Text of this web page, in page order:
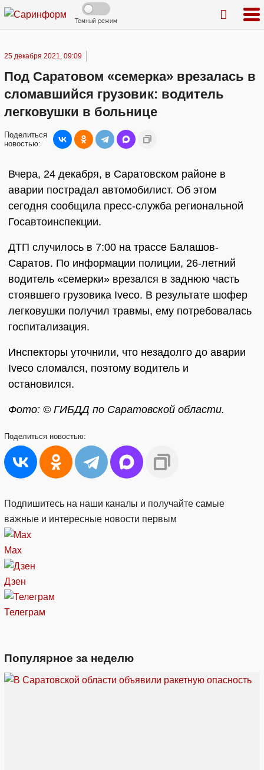
Темный режим
25 декабря 2021, 09:09
Под Саратовом «семерка» врезалась в
сломавшийся грузовик: водитель
легковушки в больнице
Поделиться
новостью:
Вчера, 24 декабря, в Саратовском районе в
аварии пострадал автомобилист. Об этом
сегодня сообщила пресс-служба региональной
Госавтоинспекции.
ДТП случилось в 7:00 на трассе Балашов-
Саратов. По информации полиции, 26-летний
водитель «семерки» врезался в заднюю часть
стоявшего грузовика Iveco. В результате шофер
легковушки получил травмы, ему потребовалась
госпитализация.
Инспекторы уточнили, что незадолго до аварии
Iveco сломался, поэтому водитель и
остановился.
Фото: © ГИБДД по Саратовской области.
Поделиться новостью:
Подпишитесь на наши каналы и получайте самые
важные и интересные новости первым
Max
Дзен
Телеграм
Популярное за неделю